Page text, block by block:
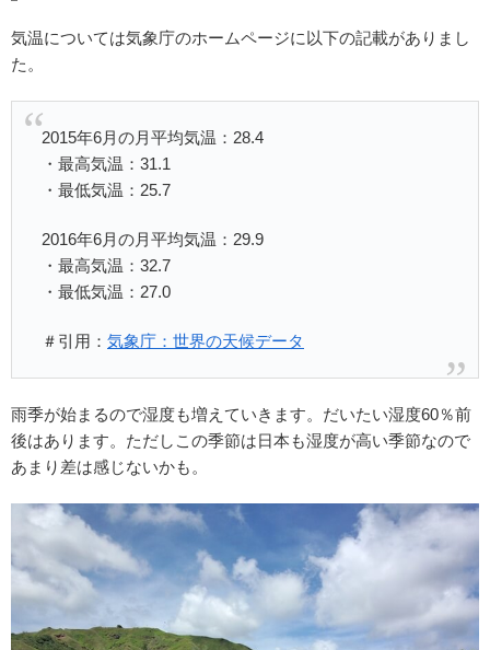
気温については気象庁のホームページに以下の記載がありまし
た。
2015年6月の月平均気温：28.4
・最高気温：31.1
・最低気温：25.7
2016年6月の月平均気温：29.9
・最高気温：32.7
・最低気温：27.0
＃引用： 気象庁：世界の天候データ
雨季が始まるので湿度も増えていきます。だいたい湿度60％前
後はあります。ただしこの季節は日本も湿度が高い季節なので
あまり差は感じないかも。